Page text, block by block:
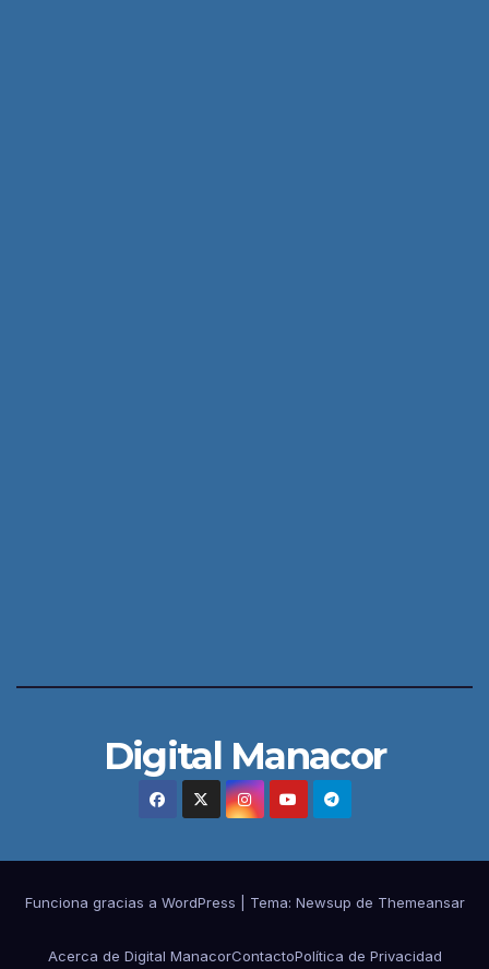
Digital Manacor
Funciona gracias a WordPress Tema: Newsup de Themeansar
Acerca de Digital ManacorContactoPolítica de Privacidad